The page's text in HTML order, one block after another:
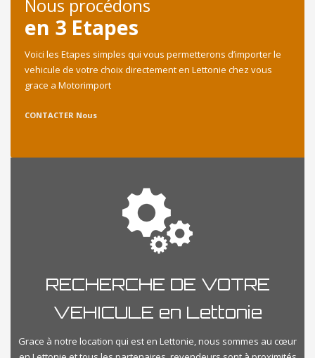
Nous procédons
en 3 Etapes
Voici les Etapes simples qui vous permetterons d’importer le
vehicule de votre choix directement en Lettonie chez vous
grace a Motorimport
CONTACTER Nous
RECHERCHE DE VOTRE
VEHICULE en Lettonie
Grace à notre location qui est en Lettonie, nous sommes au cœur